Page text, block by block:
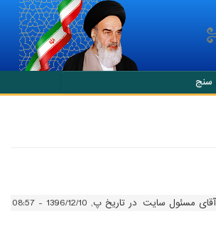
سنج
آقای مسئول سایت در تاریخ پ, 1396/12/10 - 08:57